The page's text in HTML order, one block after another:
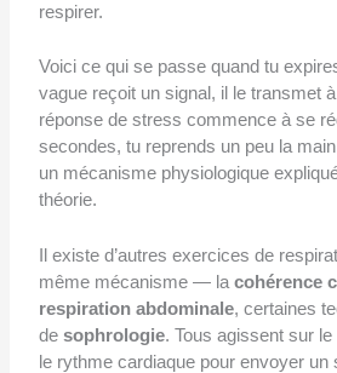
respirer.
Voici ce qui se passe quand tu
vague reçoit un signal, il le transmet
réponse de stress commence à se
secondes, tu reprends un peu la
un mécanisme physiologique
théorie.
Il existe d’autres exercices de
même mécanisme — la cohérence
respiration abdominale, certaines
de sophrologie. Tous agissent sur
le rythme cardiaque pour envoyer un